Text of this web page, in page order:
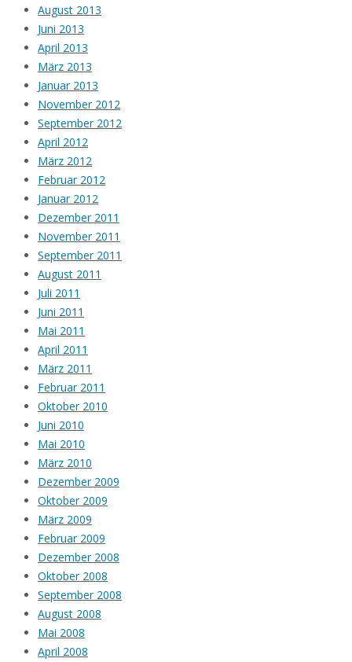
August 2013
Juni 2013
April 2013
März 2013
Januar 2013
November 2012
September 2012
April 2012
März 2012
Februar 2012
Januar 2012
Dezember 2011
November 2011
September 2011
August 2011
Juli 2011
Juni 2011
Mai 2011
April 2011
März 2011
Februar 2011
Oktober 2010
Juni 2010
Mai 2010
März 2010
Dezember 2009
Oktober 2009
März 2009
Februar 2009
Dezember 2008
Oktober 2008
September 2008
August 2008
Mai 2008
April 2008